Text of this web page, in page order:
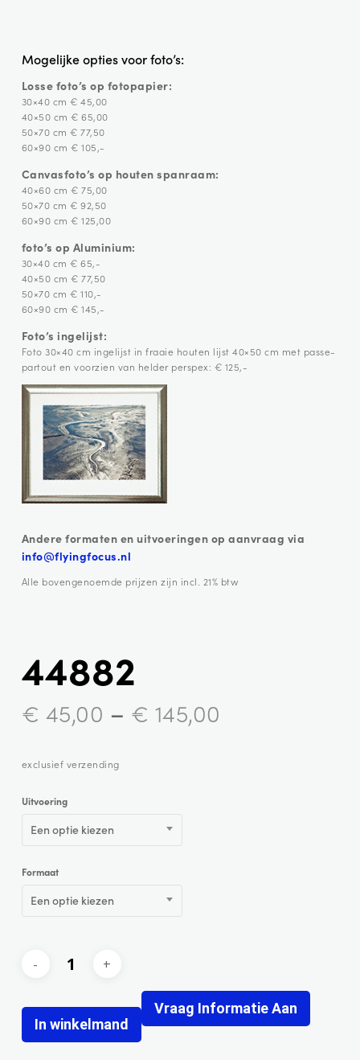
Mogelijke opties voor foto’s:
Losse foto’s op fotopapier:
30×40 cm € 45,00
40×50 cm € 65,00
50×70 cm € 77,50
60×90 cm € 105,-
Canvasfoto’s op houten spanraam:
40×60 cm € 75,00
50×70 cm € 92,50
60×90 cm € 125,00
foto’s op Aluminium:
30×40 cm € 65,-
40×50 cm € 77,50
50×70 cm € 110,-
60×90 cm € 145,-
Foto’s ingelijst:
Foto 30×40 cm ingelijst in fraaie houten lijst 40×50 cm met passe-
partout en voorzien van helder perspex: € 125,-
Andere formaten en uitvoeringen op aanvraag via
info@flyingfocus.nl
Alle bovengenoemde prijzen zijn incl. 21% btw
44882
€ 45,00 – € 145,00
exclusief verzending
Uitvoering
Een optie kiezen
Formaat
Een optie kiezen
In winkelmand
Vraag Informatie Aan